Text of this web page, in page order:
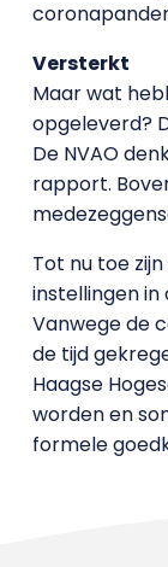
Versterkt
Maar wat
opgeleverd?
De NVAO
rapport.
Tot nu toe
instellingen in
Vanwege de
de tijd
Haagse
worden en
formele